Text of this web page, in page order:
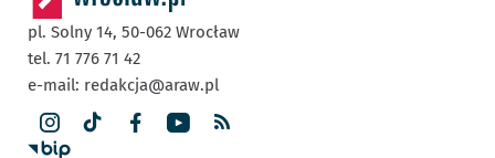
pl. Solny 14, 50-062 Wrocław
tel. 71 776 71 42
e-mail: redakcja@araw.pl